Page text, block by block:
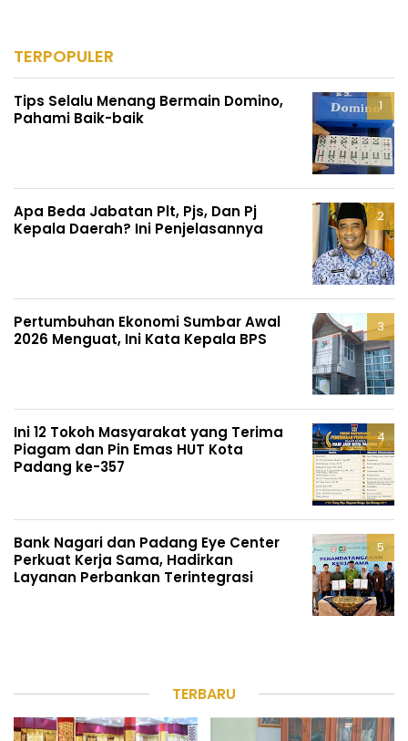
TERPOPULER
Tips Selalu Menang Bermain Domino,
Pahami Baik-baik
Apa Beda Jabatan Plt, Pjs, Dan Pj
Kepala Daerah? Ini Penjelasannya
Pertumbuhan Ekonomi Sumbar Awal
2026 Menguat, Ini Kata Kepala BPS
Ini 12 Tokoh Masyarakat yang Terima
Piagam dan Pin Emas HUT Kota
Padang ke-357
Bank Nagari dan Padang Eye Center
Perkuat Kerja Sama, Hadirkan
Layanan Perbankan Terintegrasi
TERBARU